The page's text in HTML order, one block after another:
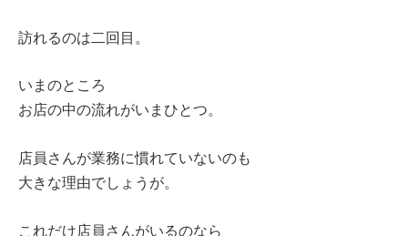
訪れるのは二回目。
いまのところ
お店の中の流れがいまひとつ。
店員さんが業務に慣れていないのも
大きな理由でしょうが。
これだけ店員さんがいるのなら